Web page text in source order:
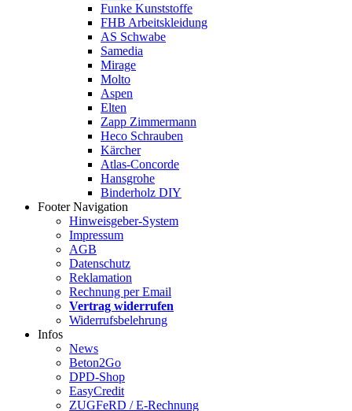
Funke Kunststoffe
FHB Arbeitskleidung
AS Schwabe
Samedia
Mirage
Molto
Aspen
Elten
Zapp Zimmermann
Heco Schrauben
Kärcher
Atlas-Concorde
Hansgrohe
Binderholz DIY
Footer Navigation
Hinweisgeber-System
Impressum
AGB
Datenschutz
Reklamation
Rechnung per Email
Vertrag widerrufen
Widerrufsbelehrung
Infos
News
Beton2Go
DPD-Shop
EasyCredit
ZUGFeRD / E-Rechnung